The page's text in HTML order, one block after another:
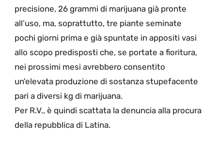
precisione, 26 grammi di marijuana già pronte
all’uso, ma, soprattutto, tre piante seminate
pochi giorni prima e già spuntate in appositi vasi
allo scopo predisposti che, se portate a fioritura,
nei prossimi mesi avrebbero consentito
un’elevata produzione di sostanza stupefacente
pari a diversi kg di marijuana.
Per R.V., è quindi scattata la denuncia alla procura
della repubblica di Latina.